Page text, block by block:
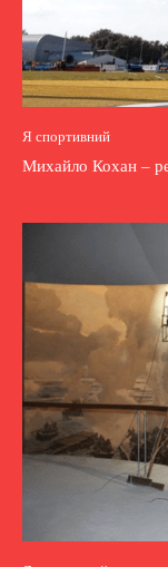
Я спортивний
Михайло Кохан –